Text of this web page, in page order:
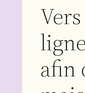
afin